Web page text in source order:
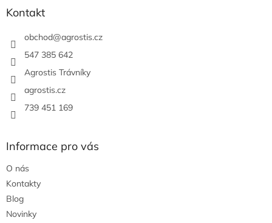
Kontakt
obchod@agrostis.cz
547 385 642
Agrostis Trávníky
agrostis.cz
739 451 169
Informace pro vás
O nás
Kontakty
Blog
Novinky